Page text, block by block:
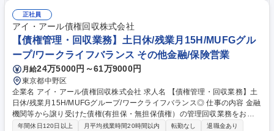
事労務】人事未経験歓迎◎・リモート有◎openwork口コミ上位2%
正社員
アイ・アール債権回収株式会社
【債権管理・回収業務】土日休/残業月15H/MUFGグル
ープ/ワークライフバランス その他金融/保険営業
月給24万5000円～61万9000円
東京都中野区
企業名 アイ・アール債権回収株式会社 求人名 【債権管理・回収業務】土
日休/残業月15H/MUFGグループ/ワークライフバランス◎ 仕事の内容 金融
機関等から譲り受けた債権(有担保・無担保債権）の管理回収業務をお任
せします。 【詳細】■任意回収業務：受架電交渉、書状発送、SMS送信等
年間休日120日以上 月平均残業時間20時間以内 転勤なし
退職金あり